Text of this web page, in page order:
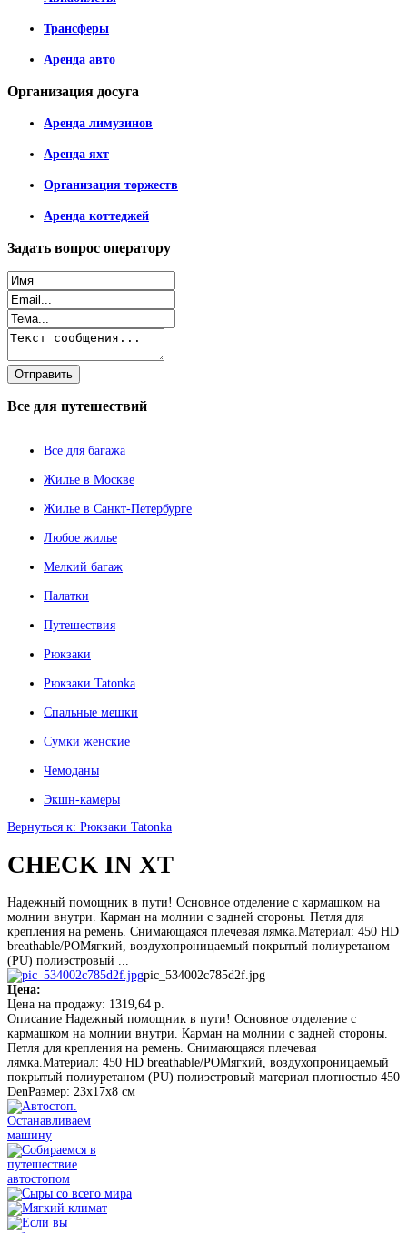
Трансферы
Аренда авто
Организация досуга
Аренда лимузинов
Аренда яхт
Организация торжеств
Аренда коттеджей
Задать вопрос оператору
Все для путешествий
Все для багажа
Жилье в Москве
Жилье в Санкт-Петербурге
Любое жилье
Мелкий багаж
Палатки
Путешествия
Рюкзаки
Рюкзаки Tatonka
Спальные мешки
Сумки женские
Чемоданы
Экшн-камеры
Вернуться к: Рюкзаки Tatonka
CHECK IN XT
Надежный помощник в пути! Основное отделение с кармашком на
молнии внутри. Карман на молнии с задней стороны. Петля для
крепления на ремень. Снимающаяся плечевая лямка.Материал: 450 HD
breathable/POМягкий, воздухопроницаемый покрытый полиуретаном
(PU) полиэстровый ...
pic_534002c785d2f.jpg
Цена:
Цена на продажу: 1319,64 р.
Описание Надежный помощник в пути! Основное отделение с
кармашком на молнии внутри. Карман на молнии с задней стороны.
Петля для крепления на ремень. Снимающаяся плечевая
лямка.Материал: 450 HD breathable/POМягкий, воздухопроницаемый
покрытый полиуретаном (PU) полиэстровый материал плотностью 450
DenРазмер: 23x17x8 см